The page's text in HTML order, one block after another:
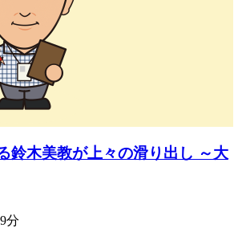
鈴木美教が上々の滑り出し ～大
分